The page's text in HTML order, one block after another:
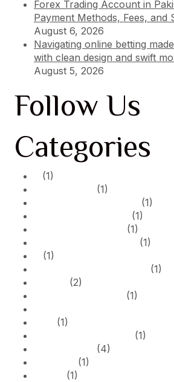
Forex Trading Account in
Payment Methods, Fees, and
August 6, 2026
Navigating online betting
with clean design and swift
August 5, 2026
Follow Us
Categories
(1)
(1)
(1)
(1)
(1)
(1)
(1)
(1)
(2)
(1)
(1)
(1)
(4)
(1)
(1)